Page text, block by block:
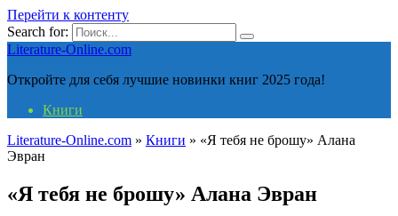
Перейти к контенту
Search for:
Literature-Online.com
Откройте для себя лучшие новинки книг 2025 года!
Книги
Literature-Online.com » Книги » «Я тебя не брошу» Алана
Эвран
«Я тебя не брошу» Алана Эвран